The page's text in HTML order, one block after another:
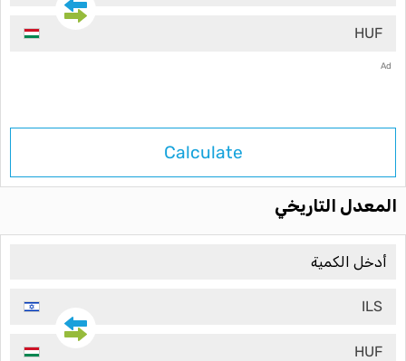
HUF
Ad
Calculate
المعدل التاريخي
ILS
HUF